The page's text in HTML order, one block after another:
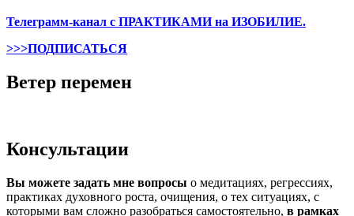
Телеграмм-канал с ПРАКТИКАМИ на ИЗОБИЛИЕ.
>>>ПОДПИСАТЬСЯ
Ветер перемен
Консультации
Вы можете задать мне вопросы о медитациях, регрессиях,
практиках духовного роста, очищения, о тех ситуациях, с
которыми вам сложно разобраться самостоятельно, в рамках